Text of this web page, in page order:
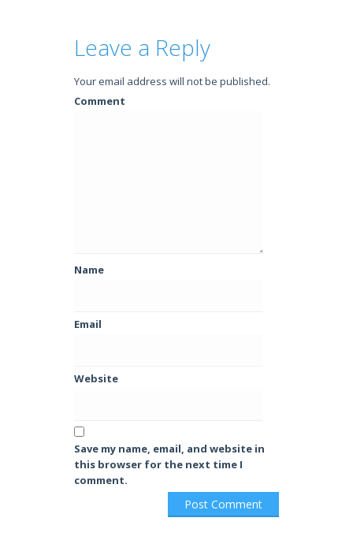
Leave a Reply
Your email address will not be published.
Comment
Name
Email
Website
Save my name, email, and website in
this browser for the next time I
comment.